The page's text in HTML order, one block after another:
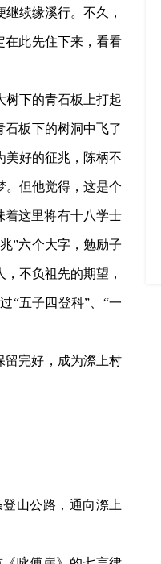
续缘溪行。不久，
在此先住下来，看看
树下的青石板上打起
石板下的树洞中飞了
好的征兆，陈柄不
。但他觉得，这是个
着这里将有十八学士
”六个大字，勉励子
不负祖先的期望，
“五子四登科”、“一
留完好，成为漈上村
山公路，通向漈上